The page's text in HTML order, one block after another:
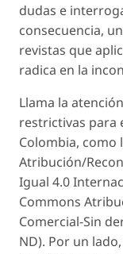
dudas e
consecuencia,
revistas que
radica en la
Llama la
restrictivas para
Colombia, como
Atribución/
Igual 4.0
Commons
Comercial-Sin
ND). Por un